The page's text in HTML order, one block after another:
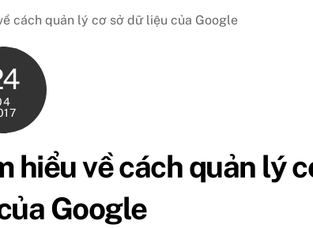
cách quản lý cơ sở dữ liệu của Google
hiểu về cách quản lý
Google